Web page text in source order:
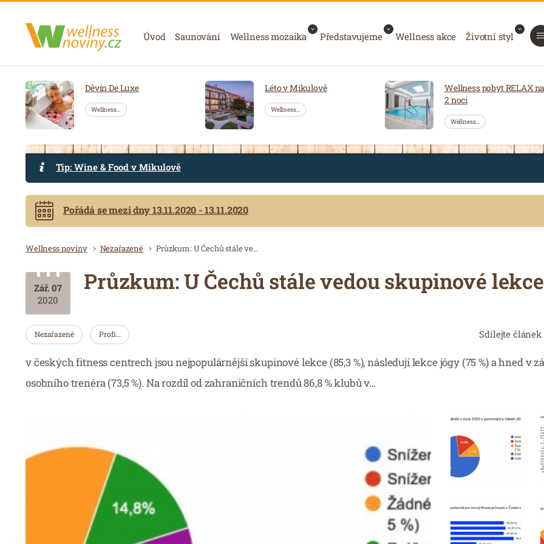
Navigace
Úvod Saunování Wellness mozaika Představujeme Wellness akce Životní styl
Děvín De Luxe
Wellness…
Léto v Mikulově
Wellness…
Wellness pobyt RELAX na
2 noci
Wellness…
Tip: Wine & Food v Mikulově
Pořádá se mezi dny 13.11.2020 - 13.11.2020
Drobečková navigace
Wellness noviny Nezařazené Průzkum: U Čechů stále vedou skupinové lekce,
Zář. 07
2020
Průzkum: U Čechů stále vedou skupinové
Sdílejte článek
Nezařazené Profi…
v českých fitness centrech jsou nejpopulárnější skupinové lekce (85,3 %), následují lekce jógy (75 %) a hned v
osobního trenéra (73,5 %). Na rozdíl od zahraničních trendů 86,8 % klubů v…